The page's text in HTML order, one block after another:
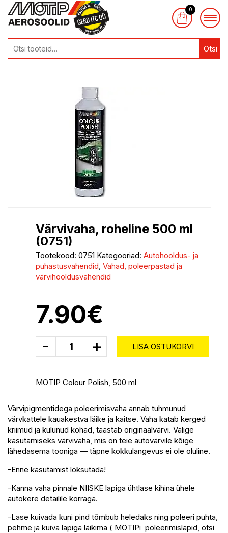
Otsi
0
Värvivaha, roheline 500 ml
(0751)
Tootekood: 0751 Kategooriad: Autohooldus- ja
puhastusvahendid, Vahad, poleerpastad ja
värvihooldusvahendid
7.90€
- + LISA OSTUKORVI
MOTIP Colour Polish, 500 ml
Värvipigmentidega poleerimisvaha annab tuhmunud
värvkattele kauakestva läike ja kaitse. Vaha katab kerged
kriimud ja kulunud kohad, taastab originaalvärvi. Valige
kasutamiseks värvivaha, mis on teie autovärvile kõige
lähedasema tooniga — täpne kokkulangevus ei ole oluline.
-Enne kasutamist loksutada!
-Kanna vaha pinnale NIISKE lapiga ühtlase kihina ühele
autokere detailile korraga.
-Lase kuivada kuni pind tõmbub heledaks ning poleeri puhta,
pehme ja kuiva lapiga läikima ( MOTIPi poleerimislapid, otsi